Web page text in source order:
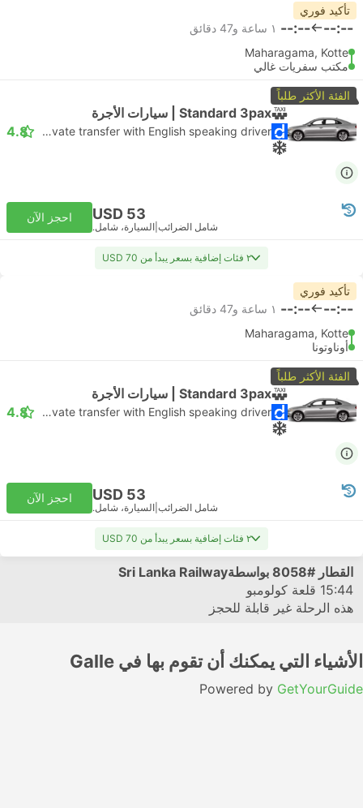
تأكيد فوري
--:--
--:-- ١ ساعة و‫47 دقائق
Maharagama, Kotte
مكتب سفريات غالي
الفئة الأكثر طلباً
Standard 3pax | سيارات الأجرة
Daytrip private transfer with English speaking driver
4.8
USD 53
شامل الضرائب السيارة، شامل.
احجز الآن
٢ فئات إضافية بسعر يبدأ من USD 70
تأكيد فوري
--:--
--:-- ١ ساعة و‫47 دقائق
Maharagama, Kotte
أوناوتونا
الفئة الأكثر طلباً
Standard 3pax | سيارات الأجرة
Daytrip private transfer with English speaking driver
4.8
USD 53
شامل الضرائب السيارة، شامل.
احجز الآن
٢ فئات إضافية بسعر يبدأ من USD 70
القطار #8058
بواسطةSri Lanka Railway
15:44 قلعة كولومبو
هذه الرحلة غير قابلة للحجز
الأشياء التي يمكنك أن تقوم بها في Galle
Powered by GetYourGuide